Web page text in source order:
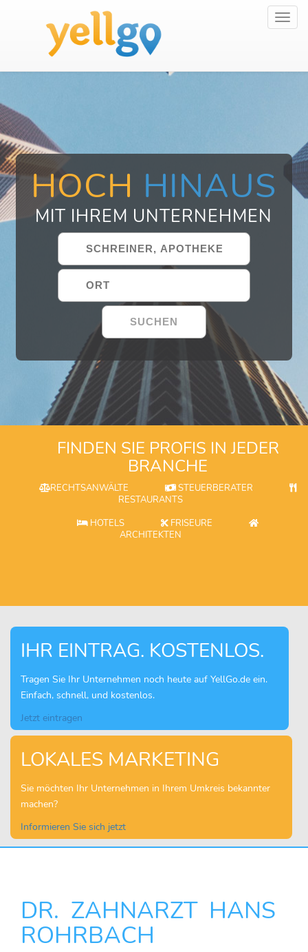
HOCH HINAUS
MIT IHREM UNTERNEHMEN
FINDEN SIE PROFIS IN JEDER
BRANCHE
RECHTSANWÄLTE
STEUERBERATER
RESTAURANTS
HOTELS
FRISEURE
ARCHITEKTEN
IHR EINTRAG. KOSTENLOS.
Tragen Sie Ihr Unternehmen noch heute auf YellGo.de ein.
Einfach, schnell, und kostenlos.
Jetzt eintragen
LOKALES MARKETING
Sie möchten Ihr Unternehmen in Ihrem Umkreis bekannter
machen?
Informieren Sie sich jetzt
DR. ZAHNARZT HANS
ROHRBACH